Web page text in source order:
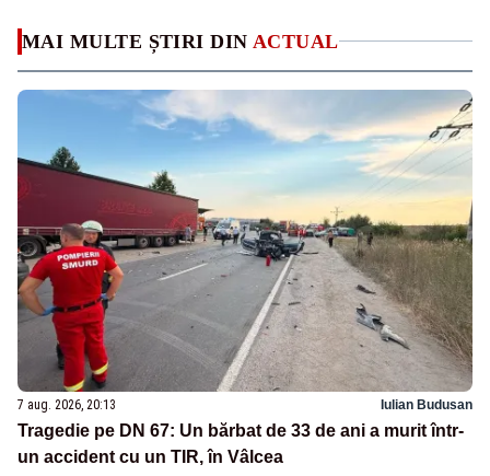
MAI MULTE ȘTIRI DIN ACTUAL
7 aug. 2026, 20:13 Iulian Budusan
Tragedie pe DN 67: Un bărbat de 33 de ani a murit într-
un accident cu un TIR, în Vâlcea